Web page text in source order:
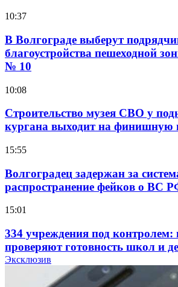
10:37
В Волгограде выберут
благоустройства пешеходной
№ 10
10:08
Строительство музея СВО у
кургана выходит на финишную
15:55
Волгоградец задержан за
распространение фейков о ВС
15:01
334 учреждения под контролем:
проверяют готовность школ и
учебному году
Эксклюзив